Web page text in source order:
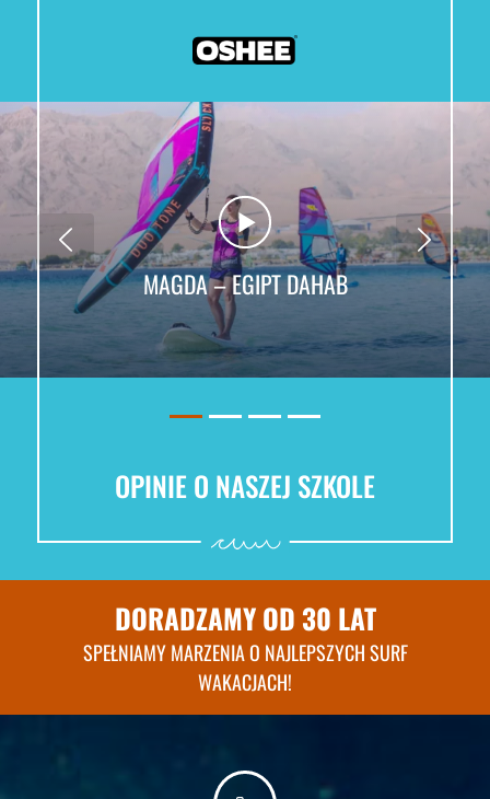
MAGDA – EGIPT DAHAB
OPINIE O NASZEJ SZKOLE
DORADZAMY OD 30 LAT
SPEŁNIAMY MARZENIA O NAJLEPSZYCH SURF
WAKACJACH!